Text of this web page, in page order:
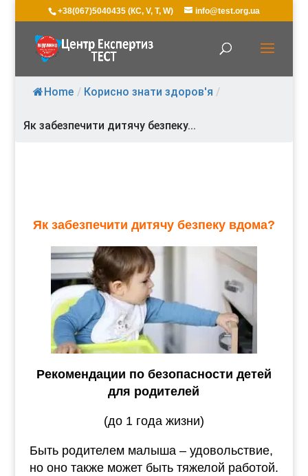
+38(067)5040435 (КС, V, T, W) info@test.org.ua
Home / Корисно знати здоров'я /
Як забезпечити дитячу безпеку...
Як забезпечити дитячу безпеку вдома?
Рекомендации по безопасности детей
для родителей
(до 1 года жизни)
Быть родителем малыша – удовольствие,
но оно также может быть тяжелой работой.